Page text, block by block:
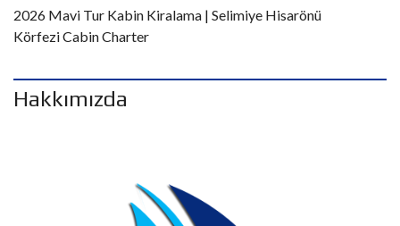
2026 Mavi Tur Kabin Kiralama | Selimiye Hisarönü
Körfezi Cabin Charter
Hakkımızda